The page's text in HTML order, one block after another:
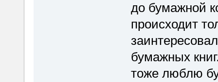
до бумажной
происходит
бумажных
тоже люблю